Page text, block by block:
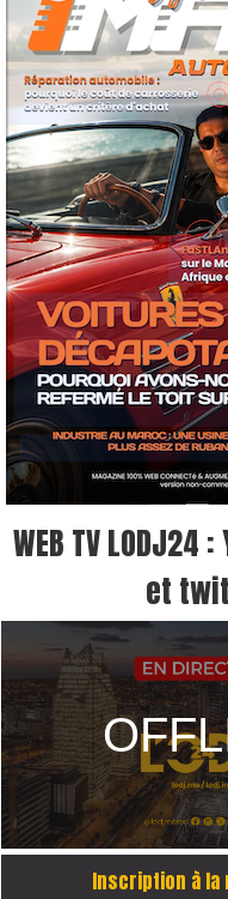
WEB TV
et
Inscription à la